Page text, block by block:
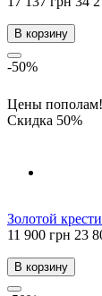
В корзину
-50%
Цены пополам!
Скидка 50%
Золотой
11 900 грн 23
В корзину